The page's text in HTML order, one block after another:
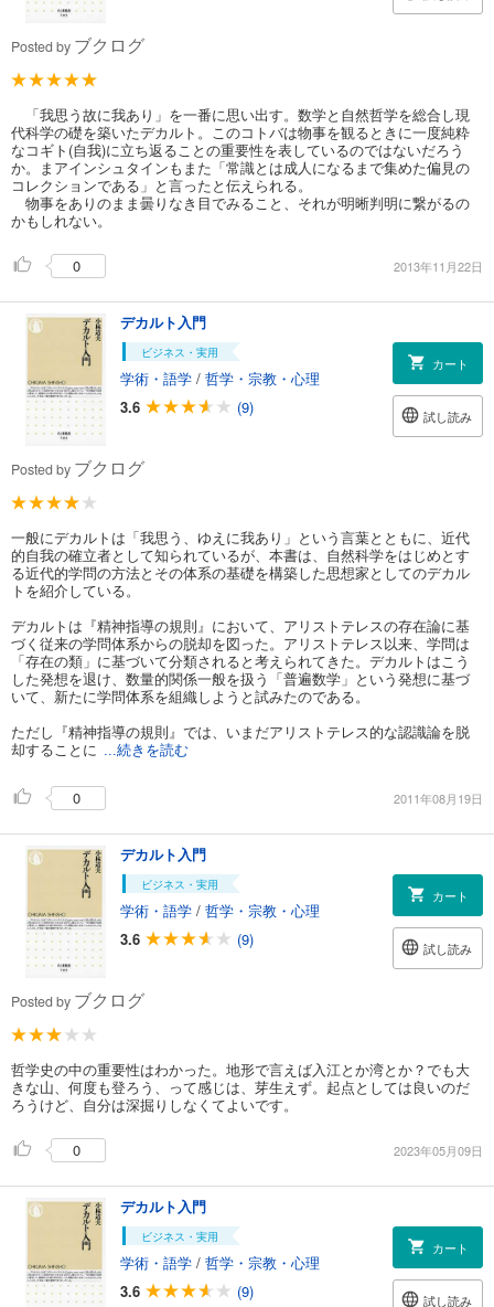
Posted by ブクログ
「我思う故に我あり」を一番に思い出す。数学と自然哲学を総合し現
代科学の礎を築いたデカルト。このコトバは物事を観るときに一度純粋
なコギト(自我)に立ち返ることの重要性を表しているのではないだろう
か。まアインシュタインもまた「常識とは成人になるまで集めた偏見の
コレクションである」と言ったと伝えられる。
物事をありのまま曇りなき目でみること、それが明晰判明に繋がるの
かもしれない。
0 2013年11月22日
デカルト入門
ビジネス・実用
学術・語学 / 哲学・宗教・心理
3.6
(9)
カート
試し読み
Posted by ブクログ
一般にデカルトは「我思う、ゆえに我あり」という言葉とともに、近代
的自我の確立者として知られているが、本書は、自然科学をはじめとす
る近代的学問の方法とその体系の基礎を構築した思想家としてのデカル
トを紹介している。
デカルトは『精神指導の規則』において、アリストテレスの存在論に基
づく従来の学問体系からの脱却を図った。アリストテレス以来、学問は
「存在の類」に基づいて分類されると考えられてきた。デカルトはこう
した発想を退け、数量的関係一般を扱う「普遍数学」という発想に基づ
いて、新たに学問体系を組織しようと試みたのである。
ただし『精神指導の規則』では、いまだアリストテレス的な認識論を脱
却することに ...続きを読む
0 2011年08月19日
デカルト入門
ビジネス・実用
学術・語学 / 哲学・宗教・心理
3.6
(9)
カート
試し読み
Posted by ブクログ
哲学史の中の重要性はわかった。地形で言えば入江とか湾とか？でも大
きな山、何度も登ろう、って感じは、芽生えず。起点としては良いのだ
ろうけど、自分は深掘りしなくてよいです。
0 2023年05月09日
デカルト入門
ビジネス・実用
学術・語学 / 哲学・宗教・心理
3.6
(9)
カート
試し読み